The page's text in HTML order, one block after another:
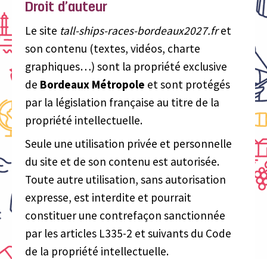
Droit d’auteur
Le site tall-ships-races-bordeaux2027.fret
son contenu (textes, vidéos, charte
graphiques…) sont la propriété exclusive
de Bordeaux Métropole et sont protégés
par la législation française au titre de la
propriété intellectuelle.
Seule une utilisation privée et personnelle
du site et de son contenu est autorisée.
Toute autre utilisation, sans autorisation
expresse, est interdite et pourrait
constituer une contrefaçon sanctionnée
par les articles L335-2 et suivants du Code
de la propriété intellectuelle.